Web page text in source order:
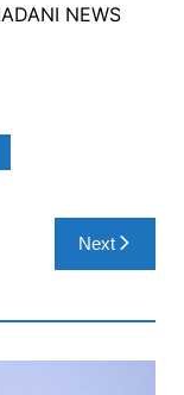
NEWS
Next